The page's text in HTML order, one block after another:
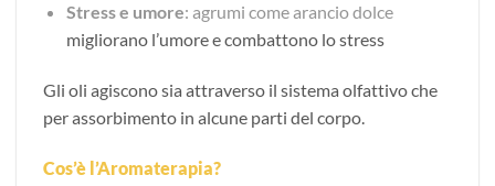
Stress e umore: agrumi come arancio dolce
migliorano l’umore e combattono lo stress
Gli oli agiscono sia attraverso il sistema olfattivo che
per assorbimento in alcune parti del corpo.
Cos’è l’Aromaterapia?